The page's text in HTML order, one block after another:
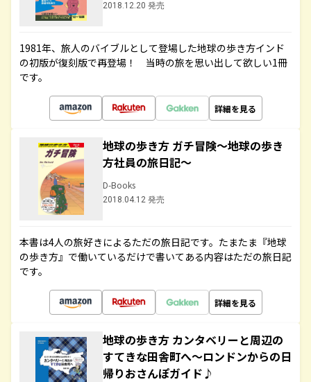
2018.12.20 発売
1981年、旅人のバイブルとして登場した地球の歩き方インド
の初版が復刻版で再登場！ 当時の旅を思い出して欲しい1冊
です。
詳細を見る
地球の歩き方 ガチ冒険～地球の歩き
方社員の旅日記～
D-Books
2018.04.12 発売
本書は4人の旅好きによるただの旅日記です。たまたま『地球
の歩き方』で働いているだけで書いてある内容はただの旅日記
です。
詳細を見る
地球の歩き方 カンタベリーと周辺の
すてきな田舎町へ～ロンドンからの日
帰りおさんぽガイド♪